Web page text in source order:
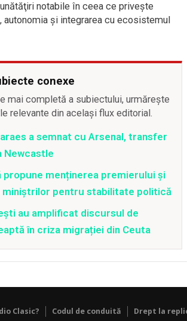
notabile în ceea ce priveşte
autonomia şi integrarea cu ecosistemul
conexe
mai completă a subiectului, urmărește
relevante din același flux editorial.
a semnat cu Arsenal, transfer
Newcastle
propune menținerea premierului și
miniștrilor pentru stabilitate politică
au amplificat discursul de
în criza migrației din Ceuta
Clasic? Codul de conduită Drept la